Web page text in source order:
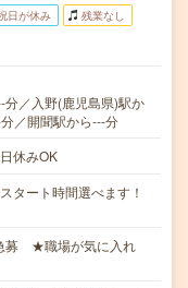
日が休み 残業なし
／入野(鹿児島県)駅か
／開聞駅から---分
休みOK
ート時間選べます！
募 ★職場が気に入れ